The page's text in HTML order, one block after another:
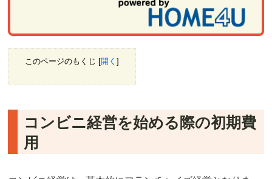
このページのもくじ [開く]
コンビニ経営を始める際の初期費
用